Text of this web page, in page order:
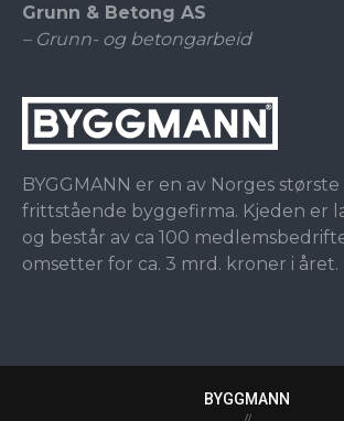
Grunn & Betong AS
– Grunn- og betongarbeid
BYGGMANN er en av Norges
frittstående byggefirma. Kjeden er
og består av ca 100
omsetter for ca. 3 mrd. kroner i året.
BYGGMANN